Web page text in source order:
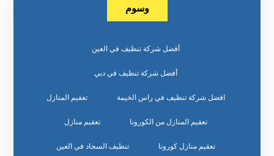
وسوم
أفضل شركة تنظيف في العين
أفضل شركة تنظيف في دبي
افضل شركة تنظيف في راس الخيمة تعقيم المنازل
تعقيم المنازل من الكورونا تعقيم منازل
تعقيم منازل كورونا تنظيف السجاد في العين